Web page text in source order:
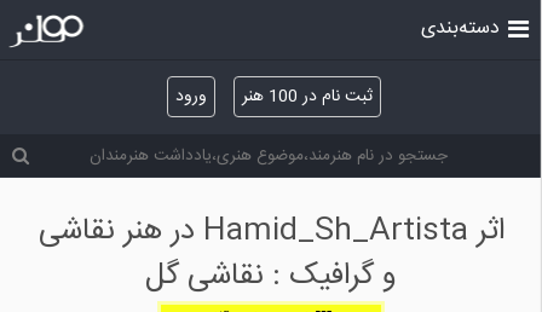
ثبت نام در 100 هنر ورود
دسته‌بندی
اثر Hamid_Sh_Artista در هنر نقاشی
و گرافیک : نقاشی گل